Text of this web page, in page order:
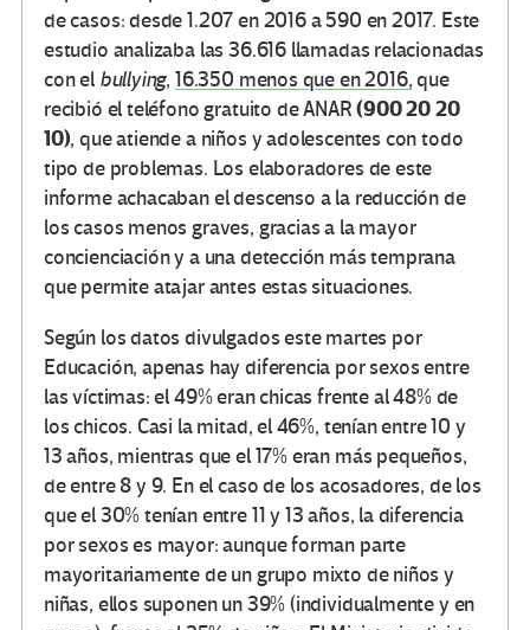
de casos: desde 1.207 en 2016 a 590 en 2017. Este
estudio analizaba las 36.616 llamadas relacionadas
con el bullying, 16.350 menos que en 2016,que
recibió el teléfono gratuito de ANAR(900 20 20
10), que atiende a niños y adolescentes con todo
tipo de problemas. Los elaboradores de este
informe achacaban el descenso a la reducción de
los casos menos graves, gracias a la mayor
concienciación y a una detección más temprana
que permite atajar antes estas situaciones.
Según los datos divulgados este martes por
Educación, apenas hay diferencia por sexos entre
las víctimas: el 49% eran chicas frente al 48% de
los chicos. Casi la mitad, el 46%, tenían entre 10 y
13 años, mientras que el 17% eran más pequeños,
de entre 8 y 9. En el caso de los acosadores, de los
que el 30% tenían entre 11 y 13 años, la diferencia
por sexos es mayor: aunque forman parte
mayoritariamente de un grupo mixto de niños y
niñas, ellos suponen un 39% (individualmente y en